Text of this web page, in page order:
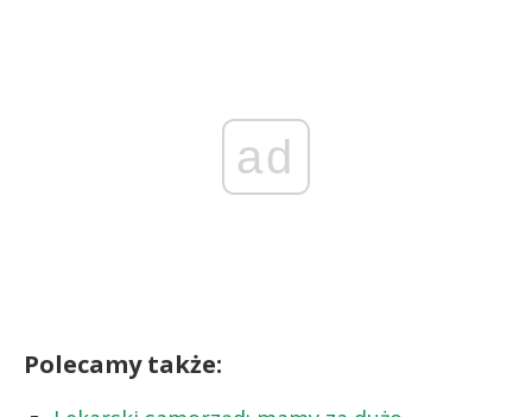
ad
Polecamy także: